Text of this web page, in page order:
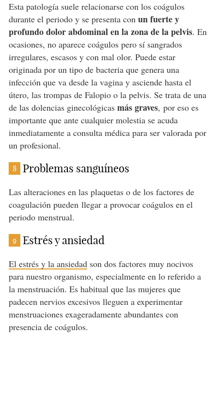
Esta patología suele relacionarse con los coágulos
durante el periodo y se presenta con un fuerte y
profundo dolor abdominal en la zona de la pelvis. En
ocasiones, no aparece coágulos pero sí sangrados
irregulares, escasos y con mal olor. Puede estar
originada por un tipo de bacteria que genera una
infección que va desde la vagina y asciende hasta el
útero, las trompas de Falopio o la pelvis. Se trata de una
de las dolencias ginecológicas más graves, por eso es
importante que ante cualquier molestia se acuda
inmediatamente a consulta médica para ser valorada por
un profesional.
8 Problemas sanguíneos
Las alteraciones en las plaquetas o de los factores de
coagulación pueden llegar a provocar coágulos en el
periodo menstrual.
9 Estrés y ansiedad
El estrés y la ansiedadson dos factores muy nocivos
para nuestro organismo, especialmente en lo referido a
la menstruación. Es habitual que las mujeres que
padecen nervios excesivos lleguen a experimentar
menstruaciones exageradamente abundantes con
presencia de coágulos.